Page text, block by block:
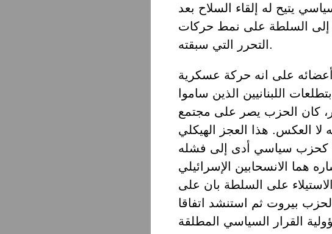
يتيح له إلقاء السلاح بعد
إلى السلطة على نمط حركات
التحرر التي سبقته.
على انه حركة عسكرية
اللبنانيين الذين ساموا
كان الحزب يصر على مجتمع
العكس. هذا العجز الهيكلي
كحزب سياسي أدى إلى فشله
هما الانسحابين الإسرائيلي
على السلطة بان على
الحزب بيروت ثم استنشد اتفاقا